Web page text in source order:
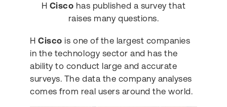
Η Cisco has published a survey that
raises many questions.
ΗCisco is one of the largest companies
in the technology sector and has the
ability to conduct large and accurate
surveys. The data the company analyses
comes from real users around the world.